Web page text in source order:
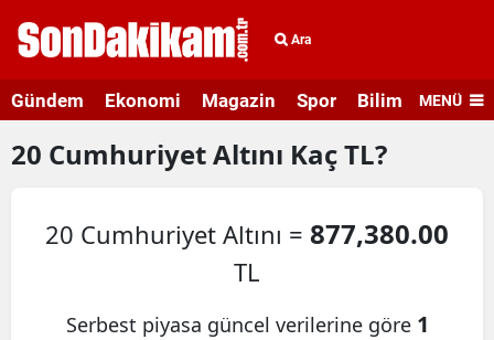
Ara
Gündem Ekonomi Magazin Spor Bilim veMENÜ
20 Cumhuriyet Altını Kaç TL?
20 Cumhuriyet Altını = 877,380.00
TL
Serbest piyasa güncel verilerine göre 1